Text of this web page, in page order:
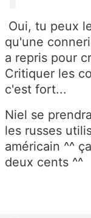
Oui, tu peux
qu'une
a repris pour
Critiquer les
c'est fort...
Niel se
les russes
américain ^^
deux cents ^^